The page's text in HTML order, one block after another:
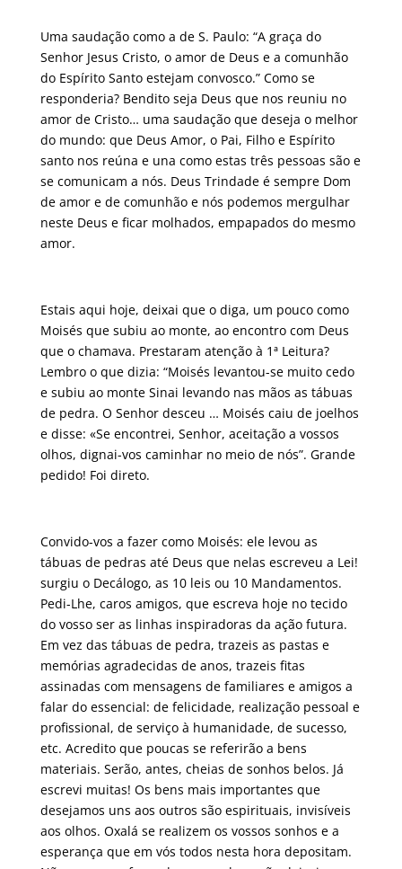
Uma saudação como a de S. Paulo: “A graça do
Senhor Jesus Cristo, o amor de Deus e a comunhão
do Espírito Santo estejam convosco.” Como se
responderia? Bendito seja Deus que nos reuniu no
amor de Cristo… uma saudação que deseja o melhor
do mundo: que Deus Amor, o Pai, Filho e Espírito
santo nos reúna e una como estas três pessoas são e
se comunicam a nós. Deus Trindade é sempre Dom
de amor e de comunhão e nós podemos mergulhar
neste Deus e ficar molhados, empapados do mesmo
amor.
Estais aqui hoje, deixai que o diga, um pouco como
Moisés que subiu ao monte, ao encontro com Deus
que o chamava. Prestaram atenção à 1ª Leitura?
Lembro o que dizia: “Moisés levantou-se muito cedo
e subiu ao monte Sinai levando nas mãos as tábuas
de pedra. O Senhor desceu … Moisés caiu de joelhos
e disse: «Se encontrei, Senhor, aceitação a vossos
olhos, dignai-vos caminhar no meio de nós”. Grande
pedido! Foi direto.
Convido-vos a fazer como Moisés: ele levou as
tábuas de pedras até Deus que nelas escreveu a Lei!
surgiu o Decálogo, as 10 leis ou 10 Mandamentos.
Pedi-Lhe, caros amigos, que escreva hoje no tecido
do vosso ser as linhas inspiradoras da ação futura.
Em vez das tábuas de pedra, trazeis as pastas e
memórias agradecidas de anos, trazeis fitas
assinadas com mensagens de familiares e amigos a
falar do essencial: de felicidade, realização pessoal e
profissional, de serviço à humanidade, de sucesso,
etc. Acredito que poucas se referirão a bens
materiais. Serão, antes, cheias de sonhos belos. Já
escrevi muitas! Os bens mais importantes que
desejamos uns aos outros são espirituais, invisíveis
aos olhos. Oxalá se realizem os vossos sonhos e a
esperança que em vós todos nesta hora depositam.